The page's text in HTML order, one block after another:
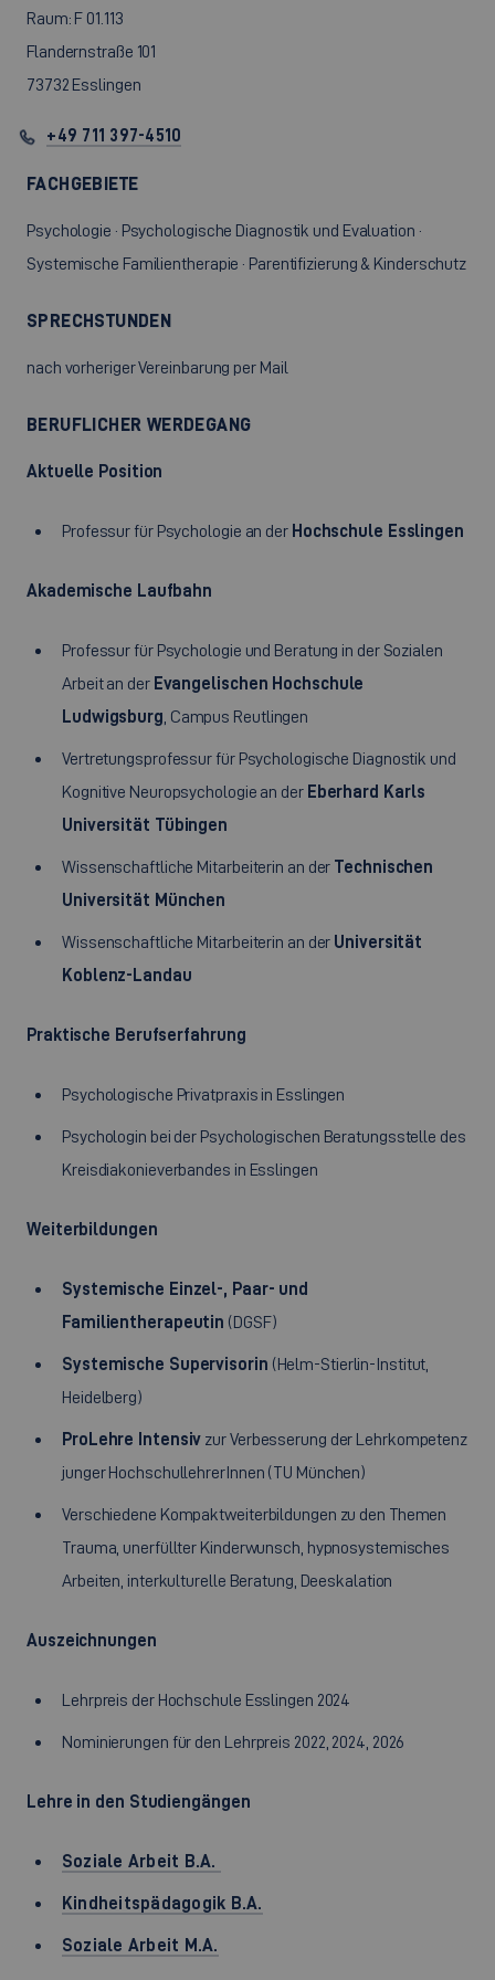
Raum: F 01.113
Flandernstraße 101
73732 Esslingen
+49 711 397-4510
FACHGEBIETE
Psychologie · Psychologische Diagnostik und Evaluation ·
Systemische Familientherapie · Parentifizierung & Kinderschutz
SPRECHSTUNDEN
nach vorheriger Vereinbarung per Mail
BERUFLICHER WERDEGANG
Aktuelle Position
Professur für Psychologie an der Hochschule Esslingen
Akademische Laufbahn
Professur für Psychologie und Beratung in der Sozialen
Arbeit an der Evangelischen Hochschule
Ludwigsburg , Campus Reutlingen
Vertretungsprofessur für Psychologische Diagnostik und
Kognitive Neuropsychologie an der Eberhard Karls
Universität Tübingen
Wissenschaftliche Mitarbeiterin an der Technischen
Universität München
Wissenschaftliche Mitarbeiterin an der Universität
Koblenz-Landau
Praktische Berufserfahrung
Psychologische Privatpraxis in Esslingen
Psychologin bei der Psychologischen Beratungsstelle des
Kreisdiakonieverbandes in Esslingen
Weiterbildungen
Systemische Einzel-, Paar- und
Familientherapeutin (DGSF)
Systemische Supervisorin (Helm-Stierlin-Institut,
Heidelberg)
ProLehre Intensiv zur Verbesserung der Lehrkompetenz
junger HochschullehrerInnen (TU München)
Verschiedene Kompaktweiterbildungen zu den Themen
Trauma, unerfüllter Kinderwunsch, hypnosystemisches
Arbeiten, interkulturelle Beratung, Deeskalation
Auszeichnungen
Lehrpreis der Hochschule Esslingen 2024
Nominierungen für den Lehrpreis 2022, 2024, 2026
Lehre in den Studiengängen
Soziale Arbeit B.A.
Kindheitspädagogik B.A.
Soziale Arbeit M.A.